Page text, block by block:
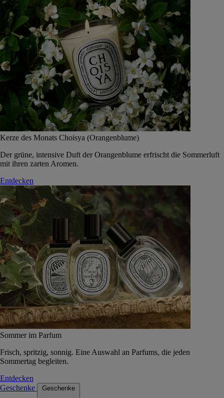
Kerze des Monats Choisya (Orangenblume)
Der grüne, intensive Duft der Orangenblume erfrischt die Sommerluft
mit ihren zarten Aromen.
Entdecken
Sommer im Parfum
Frisch, spritzig, sonnig. Eine Auswahl an Parfums, die jeden
Sommertag begleiten.
Entdecken
Geschenke
Geschenke